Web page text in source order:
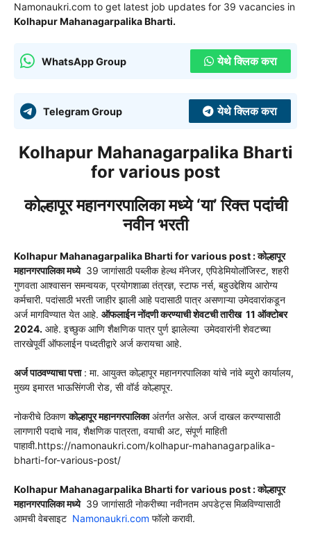
Namonaukri.com to get latest job updates for 39 vacancies in
Kolhapur Mahanagarpalika Bharti.
WhatsApp Group येथे क्लिक करा
Telegram Group येथे क्लिक करा
Kolhapur Mahanagarpalika Bharti
for various post
कोल्हापूर महानगरपालिका मध्ये ‘या’ रिक्त पदांची
नवीन भरती
Kolhapur Mahanagarpalika Bharti for various post : कोल्हापूर
महानगरपालिका मध्ये39 जागांसाठी पब्लीक हेल्थ मॅनेजर, एपिडेमियोलॉजिस्ट, शहरी
गुणवता आश्वासन समन्वयक, प्रयोगशाळा तंत्रज्ञ, स्टाफ नर्स, बहुउद्देशिय आरोग्य
कर्मचारी. पदांसाठी भरती जाहीर झाली आहे पदासाठी पात्र असणाऱ्या उमेदवारांकडून
अर्ज मागविण्यात येत आहे. ऑफलाईन नोंदणी करण्याची शेवटची तारीख 11 ऑक्टोबर
2024. आहे. इच्छुक आणि शैक्षणिक पात्र पुर्ण झालेल्या उमेदवारांनी शेवटच्या
तारखेपूर्वी ऑफलाईन पध्दतीद्वारे अर्ज करायचा आहे.
अर्ज पाठवण्याचा पत्ता: मा. आयुक्त कोल्हापूर महानगरपालिका यांचे नांवे ब्युरो कार्यालय,
मुख्य इमारत भाऊसिंगजी रोड, सी वॉर्ड कोल्हापूर.
नोकरीचे ठिकाणकोल्हापूर महानगरपालिकाअंतर्गत असेल. अर्ज दाखल करण्यासाठी
लागणारी पदाचे नाव, शैक्षणिक पात्रता, वयाची अट, संपूर्ण माहिती
पाहावी.https://namonaukri.com/kolhapur-mahanagarpalika-
bharti-for-various-post/
Kolhapur Mahanagarpalika Bharti for various post : कोल्हापूर
महानगरपालिका मध्ये39 जागांसाठी नोकरीच्या नवीनतम अपडेट्स मिळविण्यासाठी
आमची वेबसाइट Namonaukri.com फॉलो करावी.